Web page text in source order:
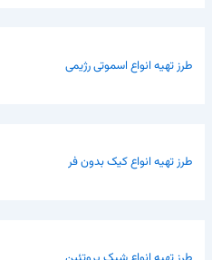
طرز تهیه انواع اسموتی رژیمی
طرز تهیه انواع کیک بدون فر